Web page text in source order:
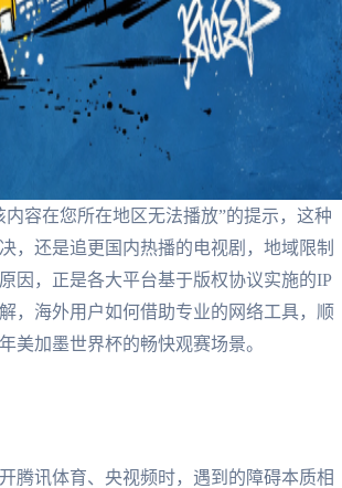
容在您所在地区无法播放”的提示，这种
，还是追更国内热播的电视剧，地域限制
因，正是各大平台基于版权协议实施的IP
，海外用户如何借助专业的网络工具，顺
美加墨世界杯的畅快观赛场景。
腾讯体育、央视频时，遇到的障碍本质相